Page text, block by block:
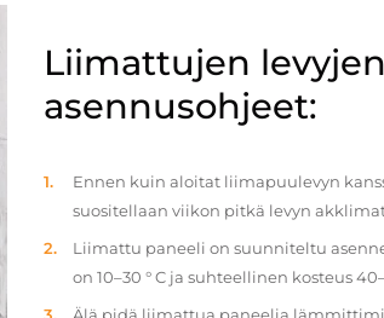
Liimattujen
asennusohjeet:
Ennen kuin aloitat liimapuulevyn
suositellaan viikon pitkä levyn
Liimattu paneeli on suunniteltu
on 10–30 ° C ja suhteellinen kosteus